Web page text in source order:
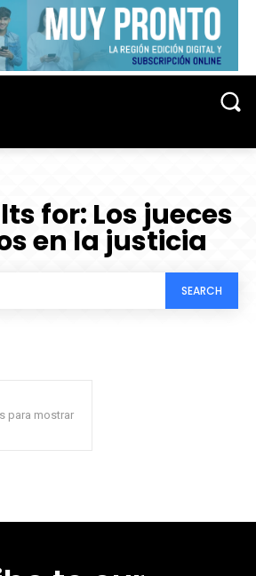
for: Los jueces
en la justicia
SEARCH
para mostrar